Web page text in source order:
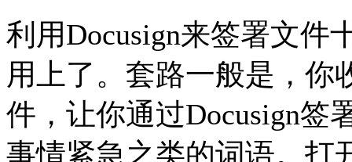
利用Docusign来签署文件
用上了。套路一般是，你
件，让你通过Docusign签
事情紧急之类的词语。打